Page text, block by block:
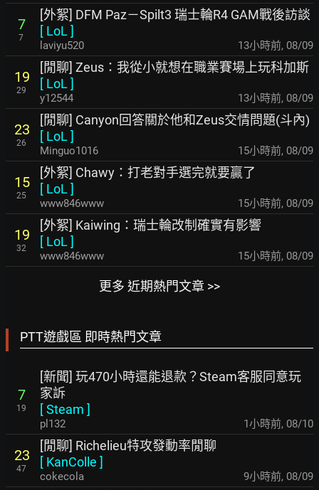
7
7
[外絮] DFM Paz－Spilt3 瑞士輪R4 GAM戰後訪談
[ LoL ]
laviyu520 13小時前, 08/09
19
29
[閒聊] Zeus：我從小就想在職業賽場上玩科加斯
[ LoL ]
y12544 14小時前, 08/09
23
26
[閒聊] Canyon回答關於他和Zeus交情問題(斗內)
[ LoL ]
Minguo1016 15小時前, 08/09
15
25
[外絮] Chawy：打老對手選完就要贏了
[ LoL ]
www846www 15小時前, 08/09
19
32
[外絮] Kaiwing：瑞士輪改制確實有影響
[ LoL ]
www846www 15小時前, 08/09
更多 近期熱門文章 >>
PTT遊戲區 即時熱門文章
7
19
[新聞] 玩470小時還能退款？Steam客服同意玩
家訴
[Steam ]
pl132 1小時前, 08/10
23
47
[閒聊] Richelieu特攻發動率閒聊
[ KanColle ]
cokecola 9小時前, 08/09